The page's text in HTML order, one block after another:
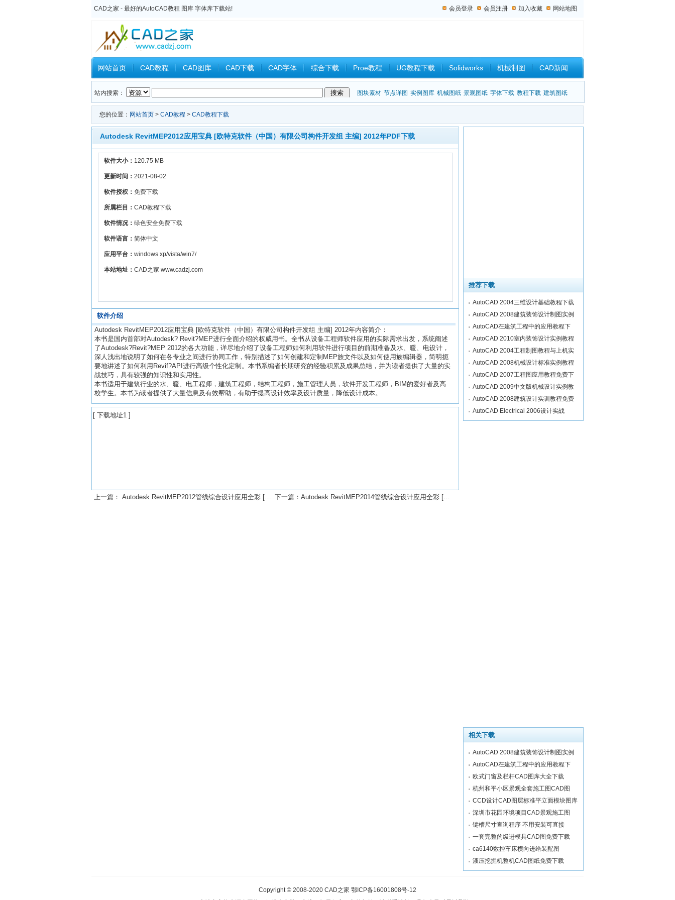
CAD之家 - 最好的AutoCAD教程 图库 字体库下载站! 会员登录 会员注册 加入收藏 网站地图
网站首页 CAD教程 CAD图库 CAD下载 CAD字体 综合下载 Proe教程 UG教程下载 Solidworks 机械制图 CAD新闻
Inventor教程 Ansys教程 CAXA教程 中望CAD Catia教程 CAD习题 CAM CAD2008 设计杂谈
站内搜索： 图块素材 节点详图 实例图库 机械图纸 景观图纸 字体下载 教程下载 建筑图纸
您的位置： 网站首页 > CAD教程 > CAD教程下载
Autodesk RevitMEP2012应用宝典 [欧特克软件（中国）有限公司构件开发组 主编] 2012年PDF下载
软件大小： 120.75 MB
更新时间： 2021-08-02
软件授权： 免费下载
所属栏目： CAD教程下载
软件情况： 绿色安全免费下载
软件语言： 简体中文
应用平台： windows xp/vista/win7/
本站地址： CAD之家 www.cadzj.com
软件介绍
Autodesk RevitMEP2012应用宝典 [欧特克软件（中国）有限公司构件开发组 主编] 2012年内容简介：
本书是国内首部对Autodesk? Revit?MEP进行全面介绍的权威用书。全书从设备工程师软件应用的实际需求出发，系统阐述
了Autodesk?Revit?MEP 2012的各大功能，详尽地介绍了设备工程师如何利用软件进行项目的前期准备及水、暖、电设计，
深人浅出地说明了如何在各专业之间进行协同工作，特别描述了如何创建和定制MEP族文件以及如何使用族编辑器，简明扼
要地讲述了如何利用Revif?API进行高级个性化定制。本书系编者长期研究的经验积累及成果总结，并为读者提供了大量的实
战技巧，具有较强的知识性和实用性。
本书适用于建筑行业的水、暖、电工程师，建筑工程师，结构工程师，施工管理人员，软件开发工程师，BIM的爱好者及高
校学生。本书为读者提供了大量信息及有效帮助，有助于提高设计效率及设计质量，降低设计成本。
[ 下载地址1 ]
上一篇： Autodesk RevitMEP2012管线综合设计应用全彩 [柏慕中国 编著] 2012年PDF下载 下一篇： Autodesk RevitMEP2014管线综合设计应用全彩 [柏慕进业 编著] 2014年PDF下载
推荐下载
AutoCAD 2004三维设计基础教程下载
AutoCAD 2008建筑装饰设计制图实例
AutoCAD在建筑工程中的应用教程下
AutoCAD 2010室内装饰设计实例教程
AutoCAD 2004工程制图教程与上机实
AutoCAD 2008机械设计标准实例教程
AutoCAD 2007工程图应用教程免费下
AutoCAD 2009中文版机械设计实例教
AutoCAD 2008建筑设计实训教程免费
AutoCAD Electrical 2006设计实战
相关下载
AutoCAD 2008建筑装饰设计制图实例
AutoCAD在建筑工程中的应用教程下
欧式门窗及栏杆CAD图库大全下载
杭州和平小区景观全套施工图CAD图
CCD设计CAD图层标准平立面模块图库
深圳市花园环境项目CAD景观施工图
键槽尺寸查询程序 不用安装可直接
一套完整的级进模具CAD图免费下载
ca6140数控车床横向进给装配图
液压挖掘机整机CAD图纸免费下载
Copyright © 2008-2020 CAD之家 鄂ICP备16001808号-12